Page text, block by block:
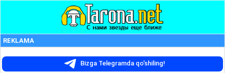
REKLAMA
Bizga Telegramda qo'shiling!